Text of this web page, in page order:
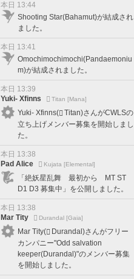
本日 13:44
Shooting Star(Bahamut)が結成され
ました。
本日 13:41
Omochimochimochi(Pandaemoniu
m)が結成されました。
本日 13:39
Yuki- Xfinns
Titan [Mana]
Yuki- Xfinns(
Titan)さんがCWLSの
立ち上げメンバー募集を開始しまし
た。
本日 13:38
Pad Alice
Kujata [Elemental]
「絶妖星乱舞 最初から MT ST
D1 D3 募集中」を公開しました。
本日 13:38
Mar Tity
Durandal [Gaia]
Mar Tity(
Durandal)さんがフリー
カンパニー"Odd salvation
keeper(Durandal)"のメンバー募集
を開始しました。